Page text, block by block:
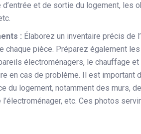
d’entrée et de sortie du logement, les
: Élaborez un inventaire précis de
pièce. Préparez également
électroménagers, le chauffage
en cas de problème. Il est important
du logement, notamment des murs,
etc. Ces photos